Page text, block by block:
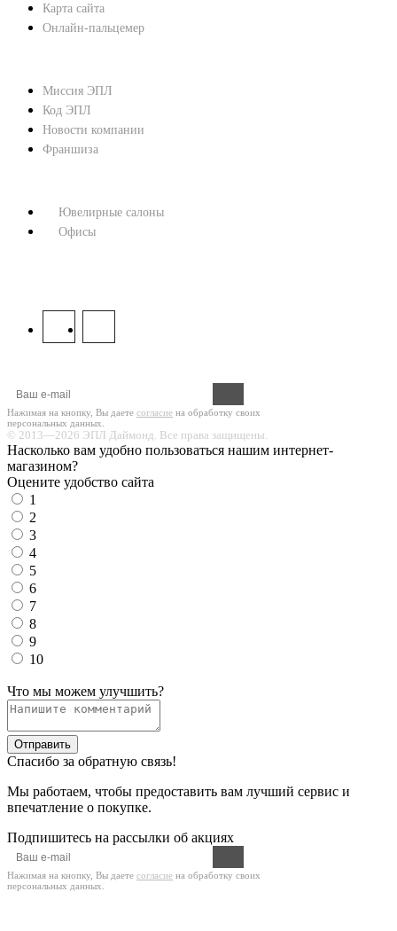
Карта сайта
Онлайн-пальцемер
Миссия ЭПЛ
Код ЭПЛ
Новости компании
Франшиза
Ювелирные салоны
Офисы
Нажимая на кнопку, Вы даете согласие на обработку своих
персональных данных.
© 2013—2026 ЭПЛ Даймонд. Все права защищены.
Насколько вам удобно пользоваться нашим интернет-
магазином?
Оцените удобство сайта
1
2
3
4
5
6
7
8
9
10
Что мы можем улучшить?
Отправить
Спасибо за обратную связь!
Мы работаем, чтобы предоставить вам лучший сервис и
впечатление о покупке.
Подпишитесь на рассылки об акциях
Нажимая на кнопку, Вы даете согласие на обработку своих
персональных данных.